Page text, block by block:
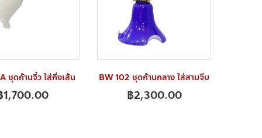
ชุดก้านจิ๋ว ใส่กิ่งเส้น
1,700.00
BW 102 ชุดก้านกลาง ใส่สามจีบ
฿2,300.00